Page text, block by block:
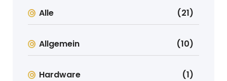
Alle (21)
Allgemein (10)
Hardware (1)